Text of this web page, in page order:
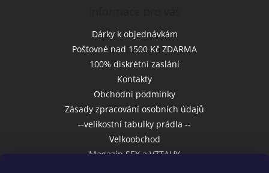
Dárky k objednávkám
Poštovné nad 1500 Kč ZDARMA
100% diskrétní zaslání
Kontakty
Obchodní podmínky
Zásady zpracování osobních údajů
--velikostní tabulky prádla --
Velkoobchod
Magazín SEX a VZTAHY